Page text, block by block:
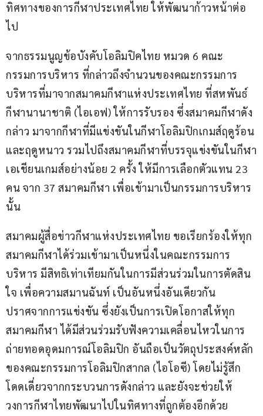
ทิศทางของการกีฬาประเทศไทย ให้พัฒนาก้าวหน้าต่อ
ไป
จากธรรมนูญข้อบังคับโอลิมปิคไทย หมวด 6 คณะ
กรรมการบริหาร ที่กล่าวถึงจำนวนของคณะกรรมการ
บริหารที่มาจากสมาคมกีฬาแห่งประเทศไทย ที่สหพันธ์
กีฬานานาชาติ (ไอเอฟ) ให้การรับรอง ซึ่งสมาคมกีฬาดัง
กล่าว มาจากกีฬาที่มีแข่งขันในกีฬาโอลิมปิกเกมส์ฤดูร้อน
และฤดูหนาว รวมไปถึงสมาคมกีฬาที่บรรจุแข่งขันในกีฬา
เอเชียนเกมส์อย่างน้อย 2 ครั้ง ให้มีการเลือกตัวแทน 23
คน จาก 37 สมาคมกีฬา เพื่อเข้ามาเป็นกรรมการบริหาร
นั้น
สมาคมผู้สื่อข่าวกีฬาแห่งประเทศไทย ขอเรียกร้องให้ทุก
สมาคมกีฬาได้ร่วมเข้ามาเป็นหนึ่งในคณะกรรมการ
บริหาร มีสิทธิเท่าเทียมกันในการมีส่วนร่วมในการตัดสิน
ใจ เพื่อความสมานฉันท์ เป็นอันหนึ่งอันเดียวกัน
ปราศจากการแข่งขัน ซึ่งยังเป็นการเปิดโอกาสให้ทุก
สมาคมกีฬา ได้มีส่วนร่วมรับฟังความเคลื่อนไหวในการ
ถ่ายทอดอุดมการณ์โอลิมปิก อันถือเป็นวัตถุประสงค์หลัก
ของคณะกรรมการโอลิมปิกสากล (ไอโอซี) โดยไม่รู้สึก
โดดเดี่ยวจากกระบวนการดังกล่าว และยังจะช่วยให้
วงการกีฬาไทยพัฒนาไปในทิศทางที่ถูกต้องอีกด้วย